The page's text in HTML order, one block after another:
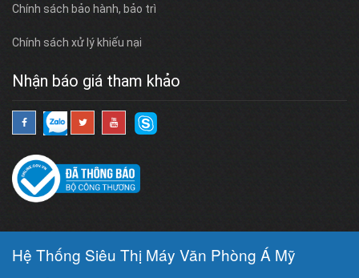
Chính sách bảo hành, bảo trì
Chính sách xử lý khiếu nại
Nhận báo giá tham khảo
Hệ Thống Siêu Thị Máy Văn Phòng Á Mỹ